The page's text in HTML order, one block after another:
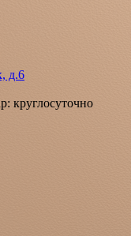
д.6
круглосуточно